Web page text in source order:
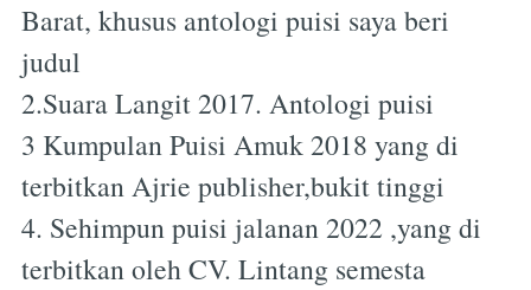
Barat, khusus antologi puisi saya beri
judul
2.Suara Langit 2017. Antologi puisi
3 Kumpulan Puisi Amuk 2018 yang di
terbitkan Ajrie publisher,bukit tinggi
4. Sehimpun puisi jalanan 2022 ,yang di
terbitkan oleh CV. Lintang semesta